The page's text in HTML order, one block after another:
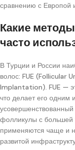
сравнению с
Какие
часто
В Турции и России
волос: FUE (Follicular
Implantation). FUE —
что делает его одним
фолликулы с большей
применяются чаще и
развитой